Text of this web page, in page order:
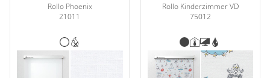
Rollo Phoenix
21011
Rollo Kinderzimmer VD
75012